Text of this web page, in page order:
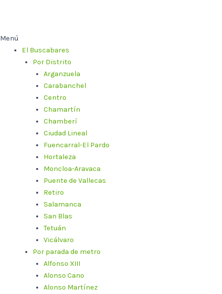
Menú
El Buscabares
Por Distrito
Arganzuela
Carabanchel
Centro
Chamartín
Chamberí
Ciudad Lineal
Fuencarral-El Pardo
Hortaleza
Moncloa-Aravaca
Puente de Vallecas
Retiro
Salamanca
San Blas
Tetuán
Vicálvaro
Por parada de metro
Alfonso XIII
Alonso Cano
Alonso Martínez